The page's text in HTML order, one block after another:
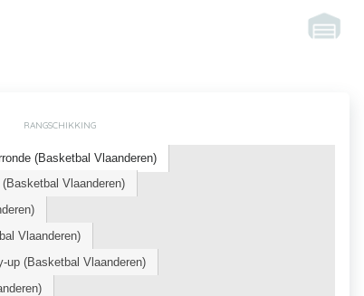
RANGSCHIKKING
(Basketbal Vlaanderen)
Vlaanderen)
Vlaanderen)
up (Basketbal Vlaanderen)